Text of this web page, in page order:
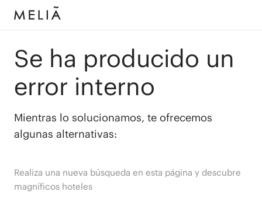
Se ha producido un
error interno
Mientras lo solucionamos, te ofrecemos
algunas alternativas:
Realiza una nueva búsqueda en esta página y descubre
magníficos hoteles